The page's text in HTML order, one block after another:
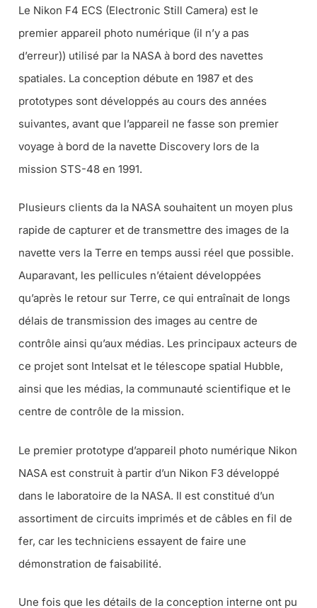
Le Nikon F4 ECS (Electronic Still Camera) est le
premier appareil photo numérique (il n’y a pas
d’erreur)) utilisé par la NASA à bord des navettes
spatiales. La conception débute en 1987 et des
prototypes sont développés au cours des années
suivantes, avant que l’appareil ne fasse son premier
voyage à bord de la navette Discovery lors de la
mission STS-48 en 1991.
Plusieurs clients da la NASA souhaitent un moyen plus
rapide de capturer et de transmettre des images de la
navette vers la Terre en temps aussi réel que possible.
Auparavant, les pellicules n’étaient développées
qu’après le retour sur Terre, ce qui entraînait de longs
délais de transmission des images au centre de
contrôle ainsi qu’aux médias. Les principaux acteurs de
ce projet sont Intelsat et le télescope spatial Hubble,
ainsi que les médias, la communauté scientifique et le
centre de contrôle de la mission.
Le premier prototype d’appareil photo numérique Nikon
NASA est construit à partir d’un Nikon F3 développé
dans le laboratoire de la NASA. Il est constitué d’un
assortiment de circuits imprimés et de câbles en fil de
fer, car les techniciens essayent de faire une
démonstration de faisabilité.
Une fois que les détails de la conception interne ont pu